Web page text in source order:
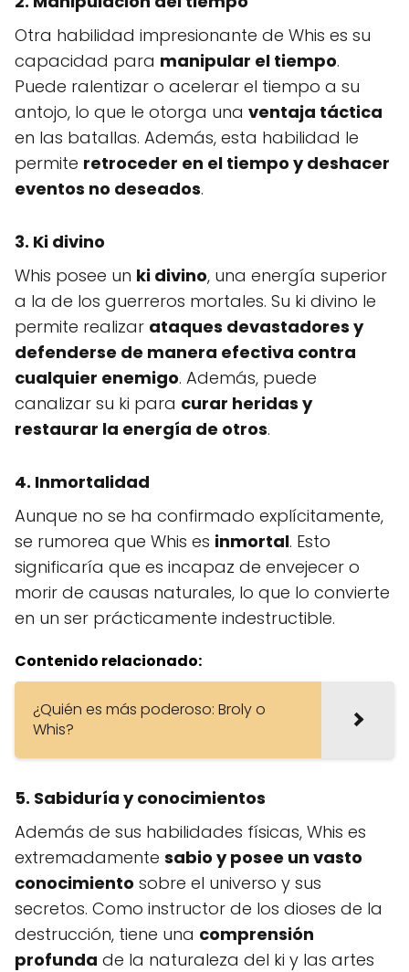
Otra habilidad impresionante de Whis es su
capacidad para manipular el tiempo.
Puede ralentizar o acelerar el tiempo a su
antojo, lo que le otorga una ventaja táctica
en las batallas. Además, esta habilidad le
permite retroceder en el tiempo y deshacer
eventos no deseados.
3. Ki divino
Whis posee un ki divino, una energía superior
a la de los guerreros mortales. Su ki divino le
permite realizar ataques devastadores y
defenderse de manera efectiva contra
cualquier enemigo. Además, puede
canalizar su ki para curar heridas y
restaurar la energía de otros.
4. Inmortalidad
Aunque no se ha confirmado explícitamente,
se rumorea que Whis es inmortal. Esto
significaría que es incapaz de envejecer o
morir de causas naturales, lo que lo convierte
en un ser prácticamente indestructible.
Contenido relacionado:
¿Quién es más poderoso: Broly o
Whis?
5. Sabiduría y conocimientos
Además de sus habilidades físicas, Whis es
extremadamente sabio y posee un vasto
conocimiento sobre el universo y sus
secretos. Como instructor de los dioses de la
destrucción, tiene una comprensión
profunda de la naturaleza del ki y las artes